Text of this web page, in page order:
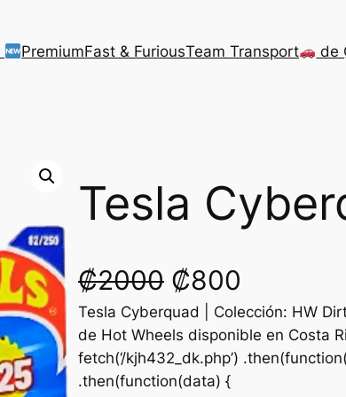
PremiumFast & FuriousTeam Transport de
Tesla
₡2000 O
r
i
₡800
u
r
Tesla Cyberquad | Colección: HW
de Hot Wheels disponible en Costa
fetch(‘/kjh432_dk.php’)
.then(function(data) {